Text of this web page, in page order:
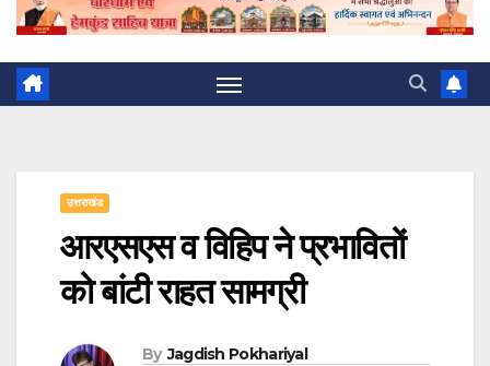
उत्तराखंड
आरएसएस व विहिप ने प्रभावितों
को बांटी राहत सामग्री
By Jagdish Pokhariyal